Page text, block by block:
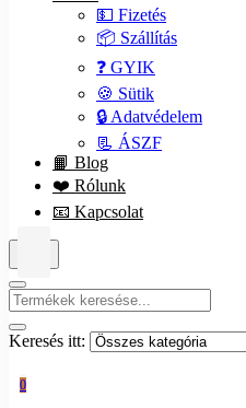
💵 Fizetés
📦 Szállítás
❓ GYIK
🍪 Sütik
🔒 Adatvédelem
📃 ÁSZF
📙 Blog
❤️ Rólunk
📧 Kapcsolat
Keresés itt:
0